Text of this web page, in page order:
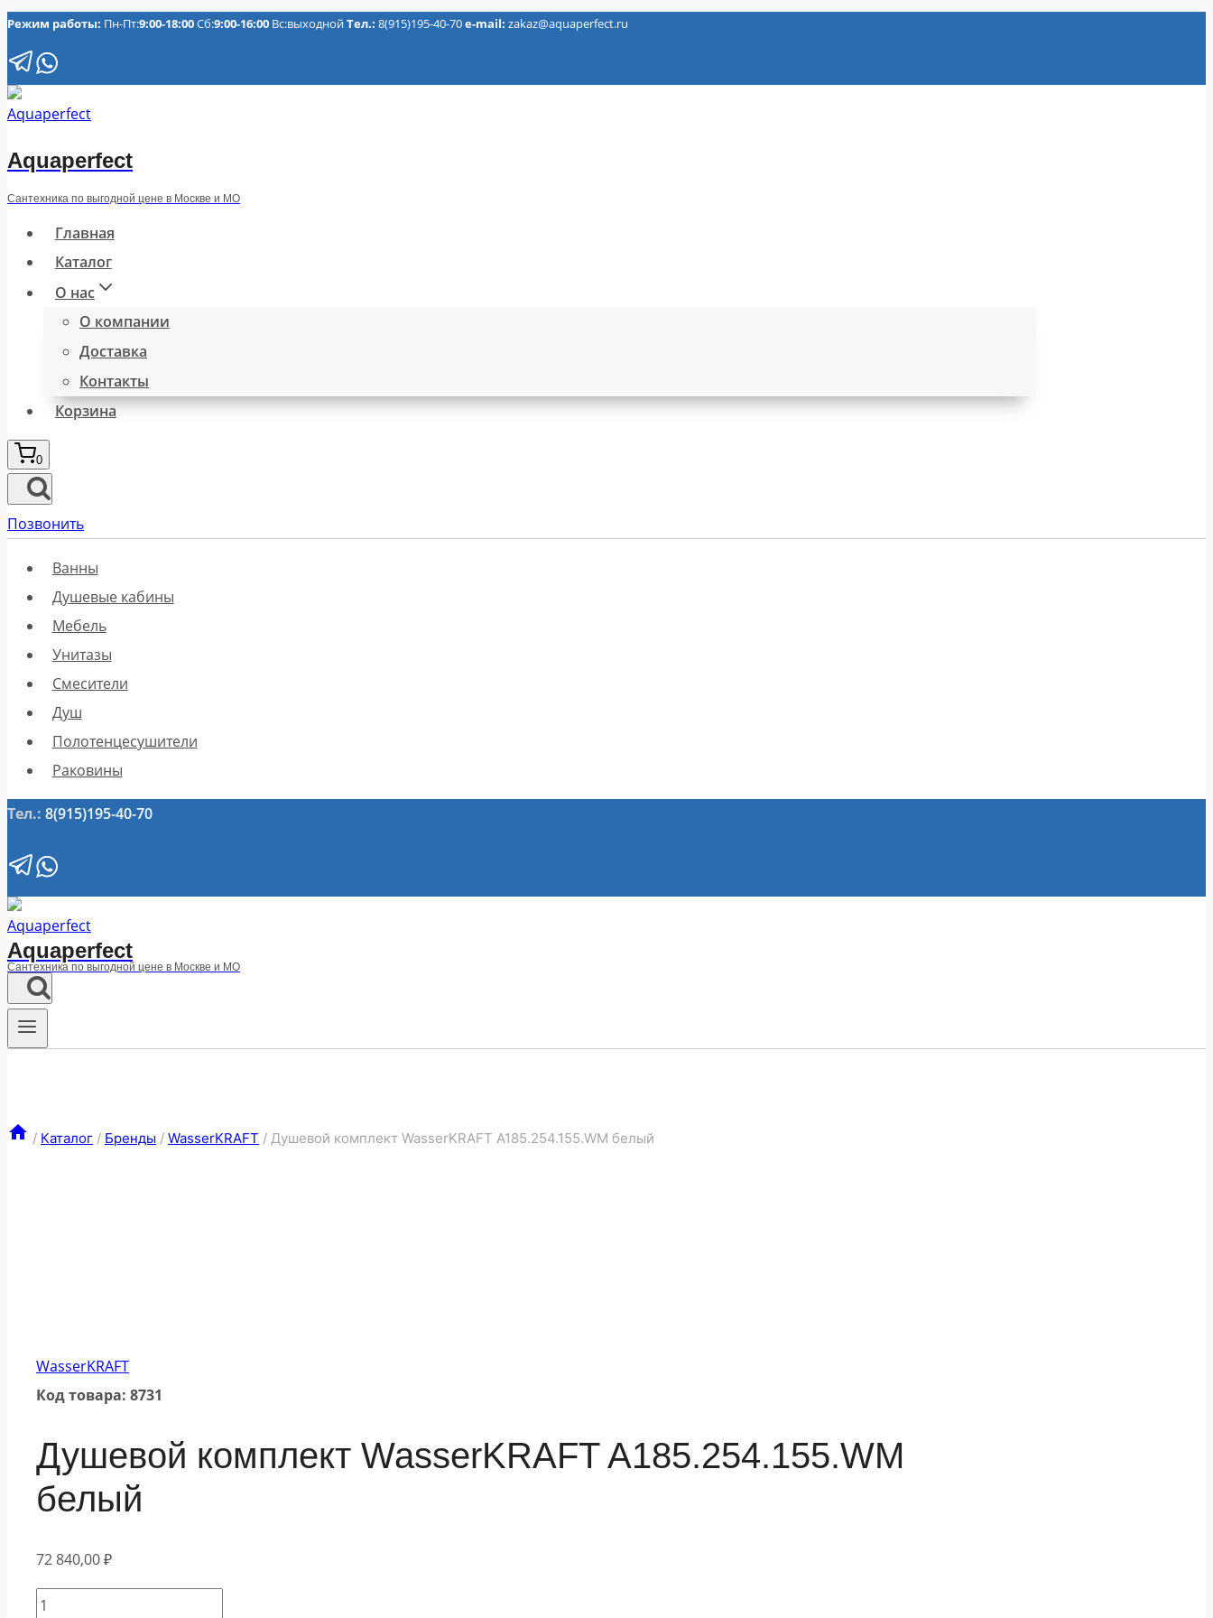
Перейти
к
содержимому
Режим работы: Пн-Пт:9:00-18:00Сб:9:00-16:00 Вс:выходнойТел.: 8(915)195-40-70e-mail: zakaz@aquaperfect.ru
Aquaperfect
Сантехника по выгодной цене в Москве и МО
Главная
Каталог
О нас
О компании
Доставка
Контакты
Корзина
0
Позвонить
Ванны
Душевые кабины
Мебель
Унитазы
Смесители
Душ
Полотенцесушители
Раковины
Тел.: 8(915)195-40-70
Aquaperfect
Сантехника по выгодной цене в Москве и МО
/ Каталог / Бренды / WasserKRAFT / Душевой комплект WasserKRAFT A185.254.155.WM белый
WasserKRAFT
Код товара: 8731
Душевой комплект WasserKRAFT A185.254.155.WM
белый
72 840,00₽
Количество